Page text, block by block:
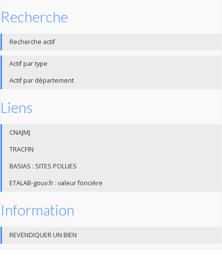
Recherche
Recherche actif
Actif par type
Actif par département
Liens
CNAJMJ
TRACFIN
BASIAS : SITES POLUES
ETALAB-gouv.fr : valeur foncière
Information
REVENDIQUER UN BIEN